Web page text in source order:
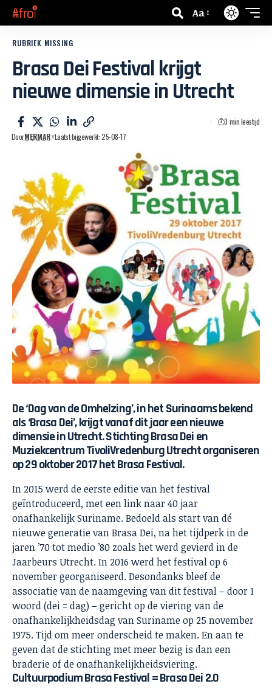
Aa
RUBRIEK MISSING
Brasa Dei Festival krijgt
nieuwe dimensie in Utrecht
DoorMERMAR Laatst bijgewerkt: 25-08-17
3 min leestijd
De ‘Dag van de Omhelzing’, in het Surinaams bekend
als ‘Brasa Dei’, krijgt vanaf dit jaar een nieuwe
dimensie in Utrecht. Stichting Brasa Dei en
Muziekcentrum TivoliVredenburg Utrecht organiseren
op 29 oktober 2017 het Brasa Festival.
In 2015 werd de eerste editie van het festival
geïntroduceerd, met een link naar 40 jaar
onafhankelijk Suriname. Bedoeld als start van dé
nieuwe generatie van Brasa Dei, na het tijdperk in de
jaren ’70 tot medio ’80 zoals het werd gevierd in de
Jaarbeurs Utrecht. In 2016 werd het festival op 6
november georganiseerd. Desondanks bleef de
associatie van de naamgeving van dit festival – door 1
woord (dei = dag) – gericht op de viering van de
onafhankelijkheidsdag van Suriname op 25 november
1975. Tijd om meer onderscheid te maken. En aan te
geven dat de stichting met meer bezig is dan een
braderie of de onafhankelijkheidsviering.
Cultuurpodium Brasa Festival = Brasa Dei 2.0